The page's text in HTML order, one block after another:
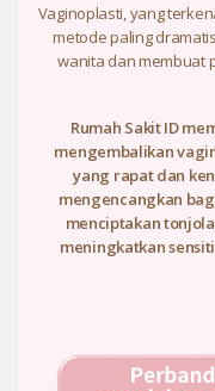
Vaginoplasti, yang
metode paling
wanita dan membuat
Rumah Sakit ID
mengembalikan
yang rapat dan
mengencangkan
menciptakan
meningkatkan